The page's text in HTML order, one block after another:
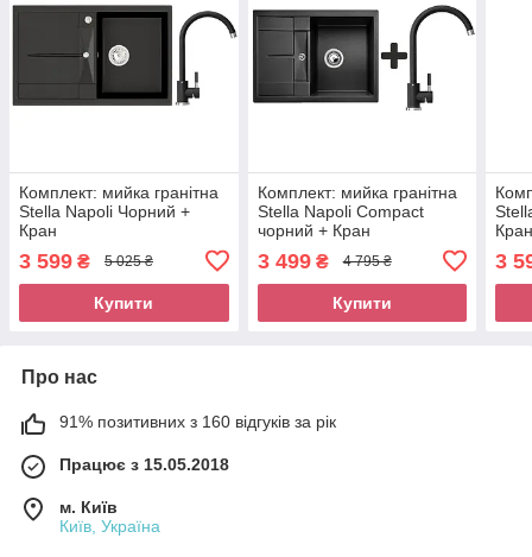
Комплект: мийка гранітна
Stella Napoli Чорний +
Кран
3 599 ₴ 5 025 ₴
Купити
Комплект: мийка гранітна
Stella Napoli Compact
чорний + Кран
3 499₴ 4 795 ₴
Купити
3
Про нас
91% позитивних з 160 відгуків за рік
Працює з 15.05.2018
м. Київ
Київ, Україна